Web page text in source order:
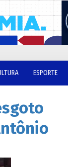
ESPORTE